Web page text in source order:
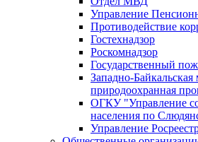
Управление
Противодействие
Гостехнадзор
Роскомнадзор
Государственный
Западно-
природоохранная
ОГКУ "Управление
населения по
Управление